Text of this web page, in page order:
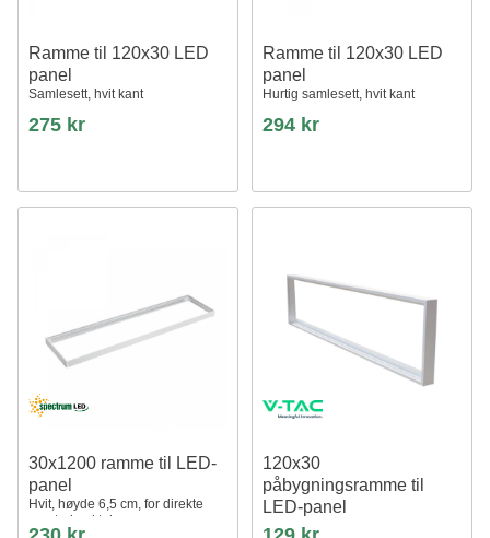
Ramme til 120x30 LED
panel
Samlesett, hvit kant
275 kr
Ramme til 120x30 LED
panel
Hurtig samlesett, hvit kant
294 kr
30x1200 ramme til LED-
panel
Hvit, høyde 6,5 cm, for direkte
montering i tak
120x30
påbygningsramme til
LED-panel
Hvit, 295 x 1195 mm, for direkte